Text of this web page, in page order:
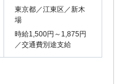
東京都／江東区／新木
場
時給1,500円～1,875円
／交通費別途支給